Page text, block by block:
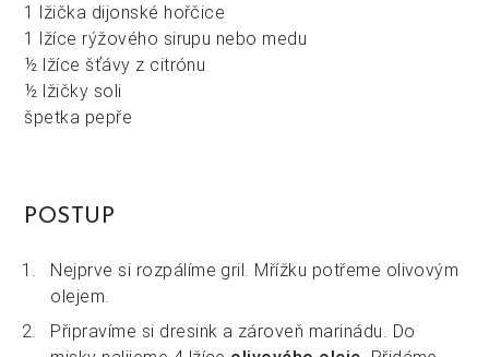
1 lžička dijonské hořčice
1 lžíce rýžového sirupu nebo medu
½ lžíce šťávy z citrónu
½ lžičky soli
špetka pepře
POSTUP
Nejprve si rozpálíme gril. Mřížku potřeme olivovým
olejem.
Připravíme si dresink a zároveň marinádu. Do